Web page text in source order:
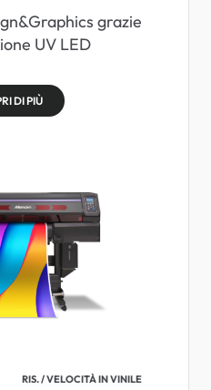
grazie
UV LED
DI PIÙ
RIS. / VELOCITÀ IN VINILE